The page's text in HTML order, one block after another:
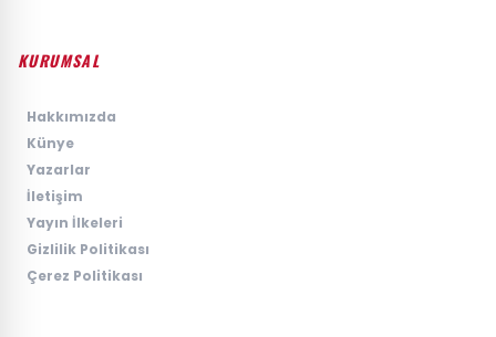
KURUMSAL
Hakkımızda
Künye
Yazarlar
İletişim
Yayın İlkeleri
Gizlilik Politikası
Çerez Politikası